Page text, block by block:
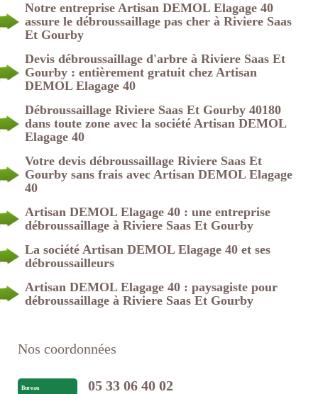
Notre entreprise Artisan DEMOL Elagage 40
assure le débroussaillage pas cher à Riviere Saas
Et Gourby
Devis débroussaillage d'arbre à Riviere Saas Et
Gourby : entièrement gratuit chez Artisan
DEMOL Elagage 40
Débroussaillage Riviere Saas Et Gourby 40180
dans toute zone avec la société Artisan DEMOL
Elagage 40
Votre devis débroussaillage Riviere Saas Et
Gourby sans frais avec Artisan DEMOL Elagage
40
Artisan DEMOL Elagage 40 : une entreprise
débroussaillage à Riviere Saas Et Gourby
La société Artisan DEMOL Elagage 40 et ses
débroussailleurs
Artisan DEMOL Elagage 40 : paysagiste pour
débroussaillage à Riviere Saas Et Gourby
Nos coordonnées
Bureau 05 33 06 40 02